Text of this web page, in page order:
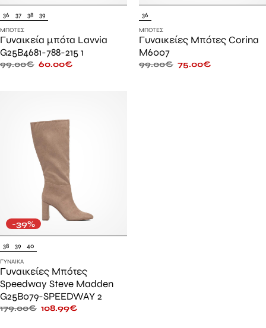
36 37 38 39
ΜΠΌΤΕΣ
Γυναικεία μπότα Lavvia
G25B4681-788-215 1
99.00€ 60.00€
36
ΜΠΌΤΕΣ
Γυναικείες Μπότες Corina
M6007
99.00€ 75.00€
-39%
38 39 40
ΓΥΝΑΊΚΑ
Γυναικείες Μπότες
Speedway Steve Madden
G25B079-SPEEDWAY 2
179.00€ 108.99€